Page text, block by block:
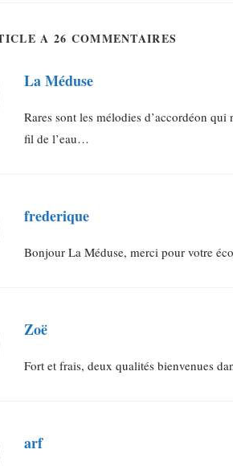
A 26 COMMENTAIRES
La Méduse
Rares sont les mélodies d’accordéon
fil de l’eau…
frederique
Bonjour La Méduse, merci pour votre
Zoë
Fort et frais, deux qualités bienvenues
arf